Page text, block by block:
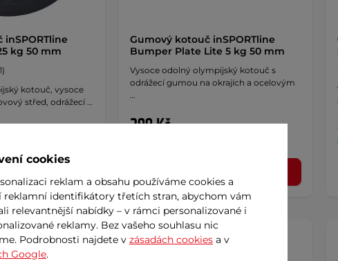
kg 50 mm
kotouč, vysoce
střed, odrážecí …
Gumový kotouč inSPORTline
Bumper Plate Lite 5 kg 50 mm
Vysoce odolný olympijský kotouč s
odrážecí gumou na okrajích a ocelovým
299 Kč
Dáreček
cookies
reklam a obsahu používáme cookies a
reklamní identifikátory třetích stran, abychom vám
relevantnější nabídky – v rámci personalizované i
reklamy. Bez vašeho souhlasu nic
Podrobnosti najdete v zásadách cookies a v
Google.